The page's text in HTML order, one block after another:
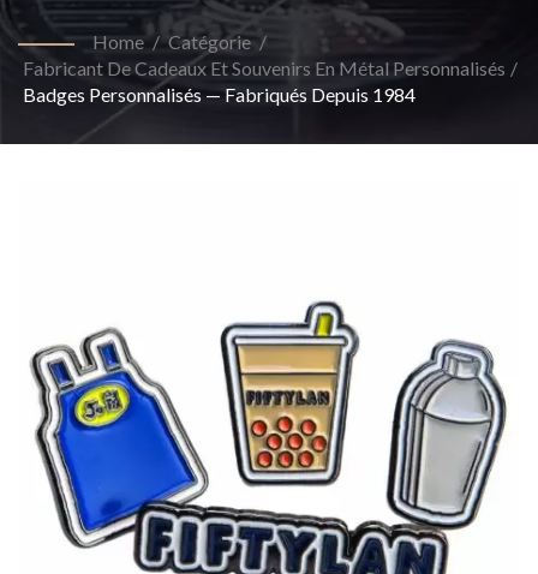
Lait À Bulles
Home / Catégorie /
Fabricant De Cadeaux Et Souvenirs En Métal Personnalisés /
Badges Personnalisés — Fabriqués Depuis 1984